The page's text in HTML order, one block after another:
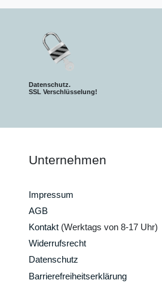
Datenschutz.
SSL Verschlüsselung!
Unternehmen
Impressum
AGB
Kontakt (Werktags von 8-17 Uhr)
Widerrufsrecht
Datenschutz
Barrierefreiheitserklärung